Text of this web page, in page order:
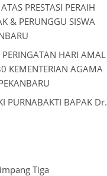
PRESTASI PERAIH
& PERUNGGU SISWA
HARI AMAL
KEMENTERIAN AGAMA
PURNABAKTI BAPAK Dr.
Tiga